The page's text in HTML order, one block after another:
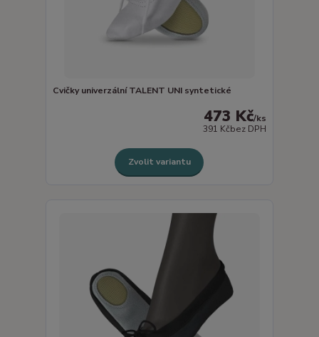
Cvičky univerzální TALENT UNI syntetické
473 Kč/ks
391 Kčbez DPH
Zvolit variantu